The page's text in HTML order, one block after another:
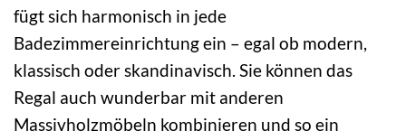
fügt sich harmonisch in jede
Badezimmereinrichtung ein – egal ob modern,
klassisch oder skandinavisch. Sie können das
Regal auch wunderbar mit anderen
Massivholzmöbeln kombinieren und so ein